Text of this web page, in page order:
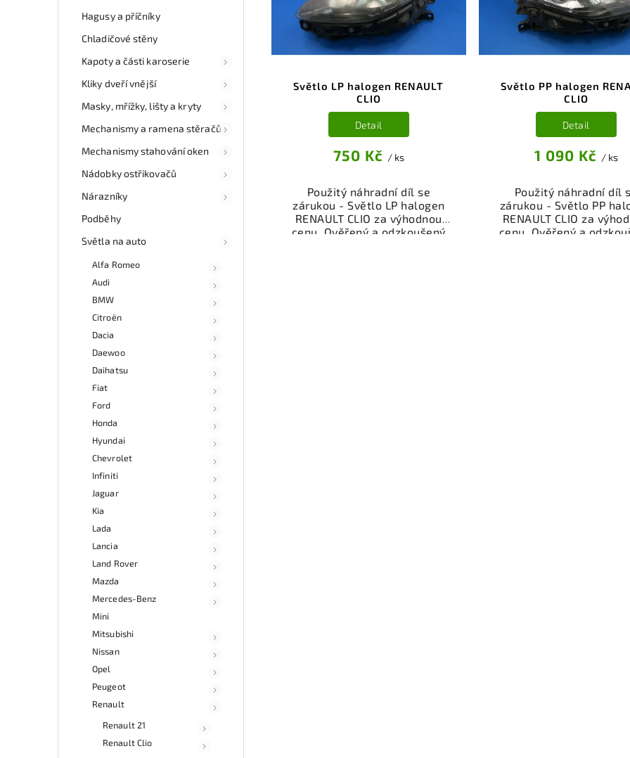
Hagusy a příčníky
Chladičové stěny
Kapoty a části karoserie
Kliky dveří vnější
Masky, mřížky, lišty a kryty
Mechanismy a ramena stěračů
Mechanismy stahování oken
Nádobky ostřikovačů
Nárazníky
Podběhy
Světla na auto
Alfa Romeo
Audi
BMW
Citroën
Dacia
Daewoo
Daihatsu
Fiat
Ford
Honda
Hyundai
Chevrolet
Infiniti
Jaguar
Kia
Lada
Lancia
Land Rover
Mazda
Mercedes-Benz
Mini
Mitsubishi
Nissan
Opel
Peugeot
Renault
Renault 21
Renault Clio
Světlo LP halogen RENAULT
CLIO
750 Kč / ks
Detail
Použitý náhradní díl se
zárukou - Světlo LP halogen
RENAULT CLIO za výhodnou
cenu. Ověřený a odzkoušený
Světlo PP halogen
CLIO
1 090 Kč / ks
Detail
Použitý náhradní díl
zárukou - Světlo PP
RENAULT CLIO za
cenu. Ověřený a